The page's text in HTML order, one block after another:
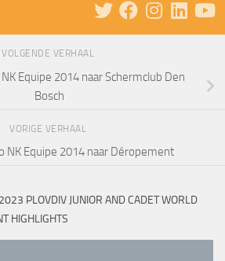
VOLGENDE VERHAAL
Equipe 2014 naar Schermclub Den
Bosch
VORIGE VERHAAL
NK Equipe 2014 naar Déropement
PLOVDIV JUNIOR AND CADET WORLD
HIGHLIGHTS